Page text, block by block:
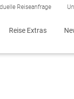
Reise Extras
Reiseanfrage